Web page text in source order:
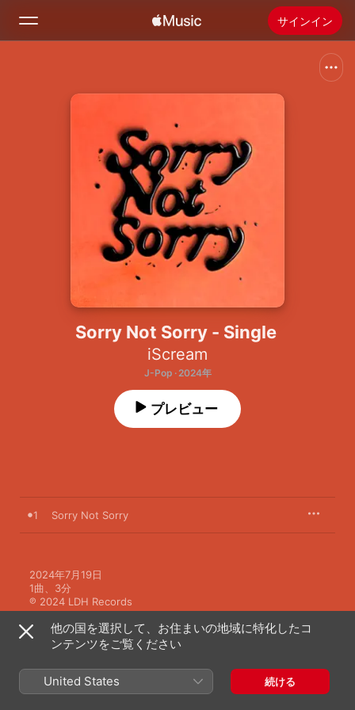
サインイン
新着おすすめ
Apple Musicをインストール
Sorry Not Sorry - Single
iScream
J-Pop · 2024年
プレビュー
1 Sorry Not Sorry
2024年7月19日
1曲、3分
℗ 2024 LDH Records
iScreamのその他の作品
他の国を選択して、お住まいの地域に特化したコ
ンテンツをご覧ください
United States 続ける